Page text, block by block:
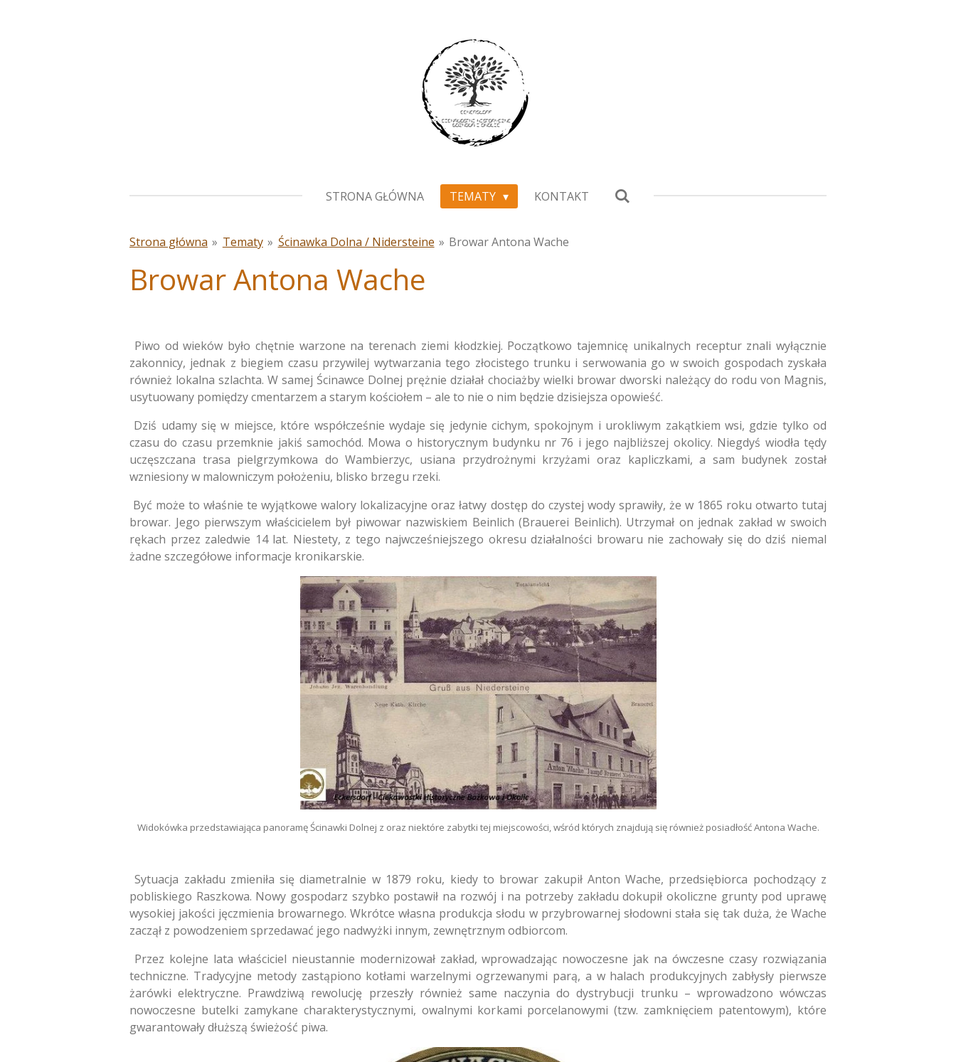
STRONA GŁÓWNA TEMATY KONTAKT
Strona główna » Tematy » Ścinawka Dolna / Nidersteine » Browar Antona Wache
Browar Antona Wache
Piwo od wieków było chętnie warzone na terenach ziemi kłodzkiej. Początkowo tajemnicę unikalnych receptur znali wyłącznie
zakonnicy, jednak z biegiem czasu przywilej wytwarzania tego złocistego trunku i serwowania go w swoich gospodach zyskała
również lokalna szlachta. W samej Ścinawce Dolnej prężnie działał chociażby wielki browar dworski należący do rodu von Magnis,
usytuowany pomiędzy cmentarzem a starym kościołem – ale to nie o nim będzie dzisiejsza opowieść.
Dziś udamy się w miejsce, które współcześnie wydaje się jedynie cichym, spokojnym i urokliwym zakątkiem wsi, gdzie tylko od
czasu do czasu przemknie jakiś samochód. Mowa o historycznym budynku nr 76 i jego najbliższej okolicy. Niegdyś wiodła tędy
uczęszczana trasa pielgrzymkowa do Wambierzyc, usiana przydrożnymi krzyżami oraz kapliczkami, a sam budynek został
wzniesiony w malowniczym położeniu, blisko brzegu rzeki.
Być może to właśnie te wyjątkowe walory lokalizacyjne oraz łatwy dostęp do czystej wody sprawiły, że w 1865 roku otwarto tutaj
browar. Jego pierwszym właścicielem był piwowar nazwiskiem Beinlich (Brauerei Beinlich). Utrzymał on jednak zakład w swoich
rękach przez zaledwie 14 lat. Niestety, z tego najwcześniejszego okresu działalności browaru nie zachowały się do dziś niemal
żadne szczegółowe informacje kronikarskie.
Widokówka przedstawiająca panoramę Ścinawki Dolnej z oraz niektóre zabytki tej miejscowości, wśród których znajdują się również posiadłość Antona Wache.
Sytuacja zakładu zmieniła się diametralnie w 1879 roku, kiedy to browar zakupił Anton Wache, przedsiębiorca pochodzący z
pobliskiego Raszkowa. Nowy gospodarz szybko postawił na rozwój i na potrzeby zakładu dokupił okoliczne grunty pod uprawę
wysokiej jakości jęczmienia browarnego. Wkrótce własna produkcja słodu w przybrowarnej słodowni stała się tak duża, że Wache
zaczął z powodzeniem sprzedawać jego nadwyżki innym, zewnętrznym odbiorcom.
Przez kolejne lata właściciel nieustannie modernizował zakład, wprowadzając nowoczesne jak na ówczesne czasy rozwiązania
techniczne. Tradycyjne metody zastąpiono kotłami warzelnymi ogrzewanymi parą, a w halach produkcyjnych zabłysły pierwsze
żarówki elektryczne. Prawdziwą rewolucję przeszły również same naczynia do dystrybucji trunku – wprowadzono wówczas
nowoczesne butelki zamykane charakterystycznymi, owalnymi korkami porcelanowymi (tzw. zamknięciem patentowym), które
gwarantowały dłuższą świeżość piwa.